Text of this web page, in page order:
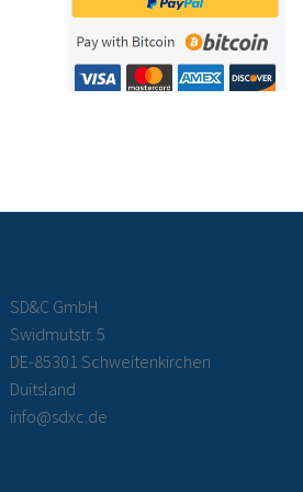
SD&C GmbH
Swidmutstr. 5
DE-85301 Schweitenkirchen
Duitsland
info@sdxc.de